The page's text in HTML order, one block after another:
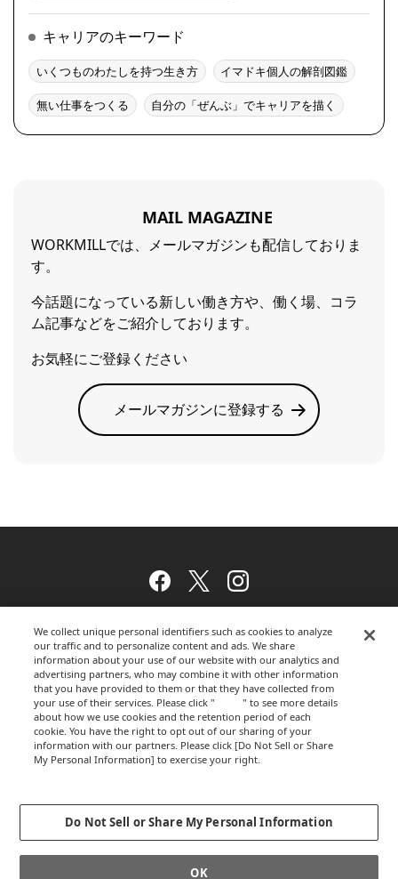
キャリアのキーワード
いくつものわたしを持つ生き方 イマドキ個人の解剖図鑑
無い仕事をつくる 自分の「ぜんぶ」でキャリアを描く
MAIL MAGAZINE
WORKMILLでは、メールマガジンも配信しておりま
す。
今話題になっている新しい働き方や、働く場、コラ
ム記事などをご紹介しております。
お気軽にご登録ください
メールマガジンに登録する
Facebook
TwitterInstagram
ウェブサイトのご利用について
プライバシーポリシー
GLOBALCOPYRIGHT © 2012-2026 OKAMURA CORPORATION.ALL RIGHTS
We collect unique personal identifiers such as cookies to analyze
our traffic and to personalize content and ads. We share
information about your use of our website with our analytics and
advertising partners, who may combine it with other information
that you have provided to them or that they have collected from
your use of their services. Please click "
here" to see more details
about how we use cookies and the retention period of each
cookie. You have the right to opt out of our sharing of your
information with our partners. Please click [Do Not Sell or Share
My Personal Information] to exercise your right.
Do Not Sell or Share My Personal Information
OK